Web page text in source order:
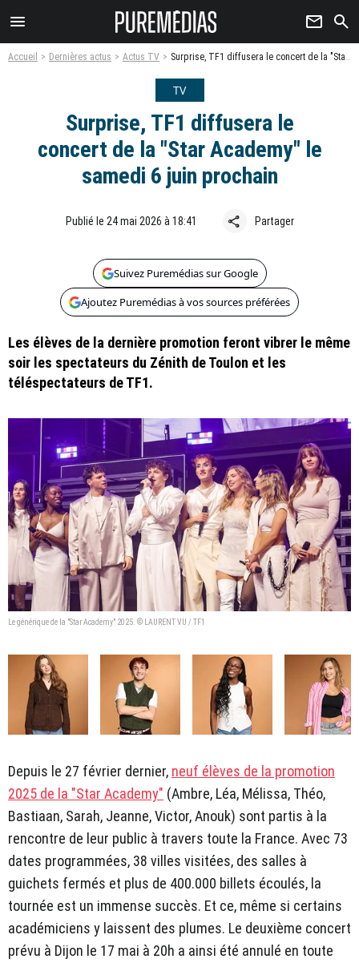
menu newsletter search
Accueil Dernières actus Actus TV Surprise, TF1 diffusera le concert de la "Star Academy" le samedi 6 juin prochain
TV
Surprise, TF1 diffusera le
concert de la "Star Academy" le
samedi 6 juin prochain
Publié le 24 mai 2026 à 18:41 share Partager
Suivez Puremédias sur Google
Ajoutez Puremédias à vos sources préférées
Les élèves de la dernière promotion feront vibrer le même
soir les spectateurs du Zénith de Toulon et les
téléspectateurs de TF1.
Le générique de la "Star Academy" 2025. © LAURENT VU / TF1
Depuis le 27 février dernier, neuf élèves de la promotion
2025 de la "Star Academy" (Ambre, Léa, Mélissa, Théo,
Bastiaan, Sarah, Jeanne, Victor, Anouk) sont partis à la
rencontre de leur public à travers toute la France. Avec 73
dates programmées, 38 villes visitées, des salles à
guichets fermés et plus de 400.000 billets écoulés, la
tournée est un immense succès. Et ce, même si certains
académiciens y laissent des plumes. Le deuxième concert
prévu à Dijon le 17 mai à 20h a ainsi été annulé en toute